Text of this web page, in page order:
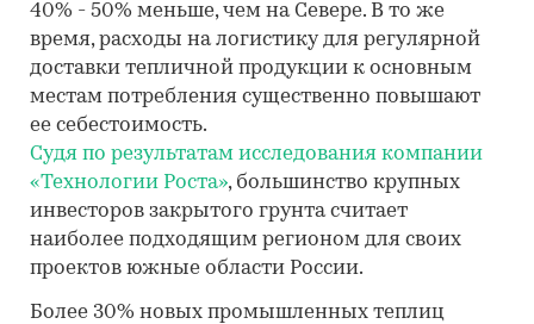
40% - 50% меньше, чем на Севере. В то же
время, расходы на логистику для регулярной
доставки тепличной продукции к основным
местам потребления существенно повышают
ее себестоимость.
Судя по результатам исследования компании
«Технологии Роста», большинство крупных
инвесторов закрытого грунта считает
наиболее подходящим регионом для своих
проектов южные области России.
Более 30% новых промышленных теплиц